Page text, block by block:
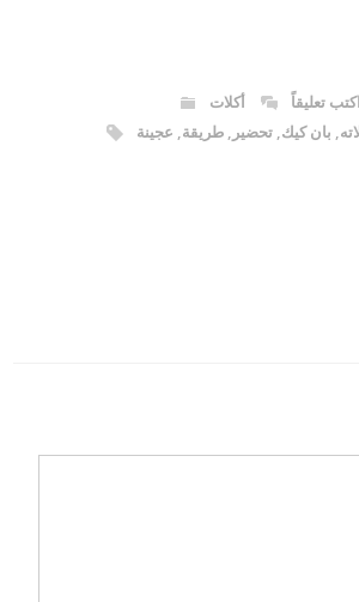
اكتب تعليقاً
أكلات
, بان كيك,تحضير ,طريقة, عجينة